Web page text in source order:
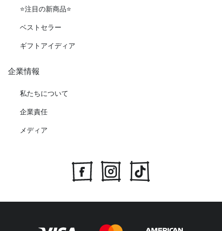
⭐️注目の新商品⭐️
ベストセラー
ギフトアイディア
企業情報
私たちについて
企業責任
メディア